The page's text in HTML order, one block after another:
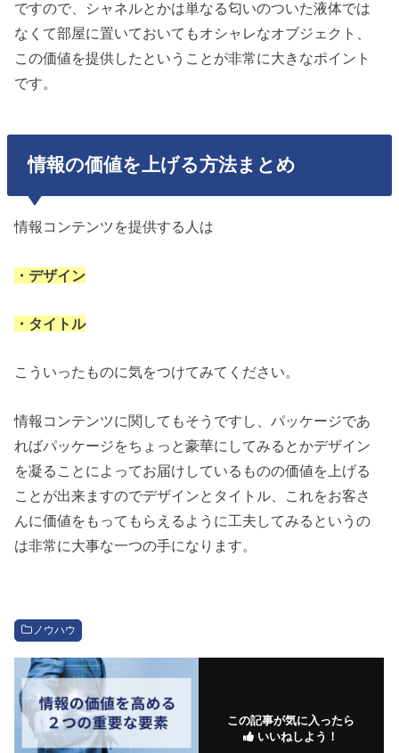
ですので、シャネルとかは単なる匂いのついた液体では
なくて部屋に置いておいてもオシャレなオブジェクト、
この価値を提供したということが非常に大きなポイント
です。
情報の価値を上げる方法まとめ
情報コンテンツを提供する人は
・デザイン
・タイトル
こういったものに気をつけてみてください。
情報コンテンツに関してもそうですし、パッケージであ
ればパッケージをちょっと豪華にしてみるとかデザイン
を凝ることによってお届けしているものの価値を上げる
ことが出来ますのでデザインとタイトル、これをお客さ
んに価値をもってもらえるように工夫してみるというの
は非常に大事な一つの手になります。
ノウハウ
この記事が気に入ったら
いいねしよう！